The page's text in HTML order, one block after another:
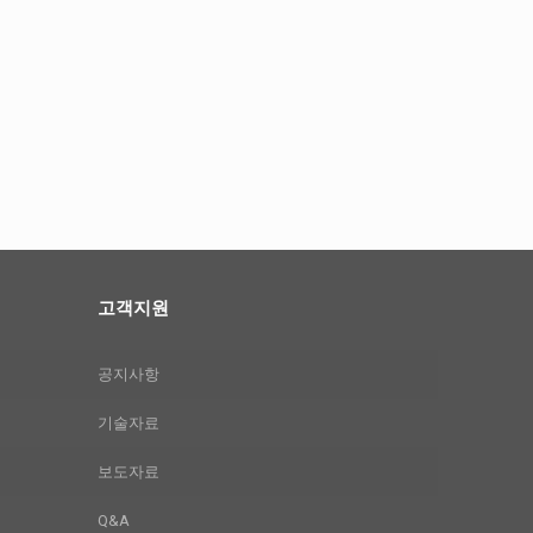
고객지원
공지사항
기술자료
보도자료
Q&A